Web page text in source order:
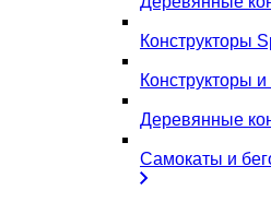
Конструкторы
Конструкторы
Деревянные
Самокаты и